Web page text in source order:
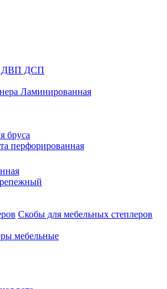
ДВП ДСП
Ламинированная
бруса
перфорированная
Скобы для мебельных степлеров
мебельные